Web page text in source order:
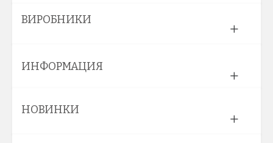
ВИРОБНИКИ
ИНФОРМАЦИЯ
НОВИНКИ